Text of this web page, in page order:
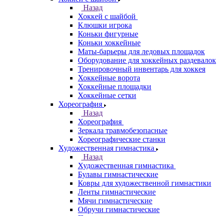
Назад
Хоккей с шайбой
Клюшки игрока
Коньки фигурные
Коньки хоккейные
Маты-барьеры для ледовых площадок
Оборудование для хоккейных раздевалок
Тренировочный инвентарь для хоккея
Хоккейные ворота
Хоккейные площадки
Хоккейные сетки
Хореография
Назад
Хореография
Зеркала травмобезопасные
Хореографические станки
Художественная гимнастика
Назад
Художественная гимнастика
Булавы гимнастические
Ковры для художественной гимнастики
Ленты гимнастические
Мячи гимнастические
Обручи гимнастические